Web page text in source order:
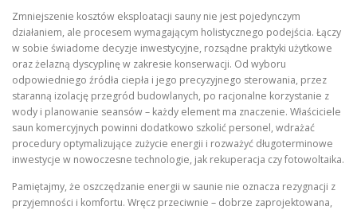
Zmniejszenie kosztów eksploatacji sauny nie jest pojedynczym
działaniem, ale procesem wymagającym holistycznego podejścia. Łączy
w sobie świadome decyzje inwestycyjne, rozsądne praktyki użytkowe
oraz żelazną dyscyplinę w zakresie konserwacji. Od wyboru
odpowiedniego źródła ciepła i jego precyzyjnego sterowania, przez
staranną izolację przegród budowlanych, po racjonalne korzystanie z
wody i planowanie seansów – każdy element ma znaczenie. Właściciele
saun komercyjnych powinni dodatkowo szkolić personel, wdrażać
procedury optymalizujące zużycie energii i rozważyć długoterminowe
inwestycje w nowoczesne technologie, jak rekuperacja czy fotowoltaika.
Pamiętajmy, że oszczędzanie energii w saunie nie oznacza rezygnacji z
przyjemności i komfortu. Wręcz przeciwnie – dobrze zaprojektowana,